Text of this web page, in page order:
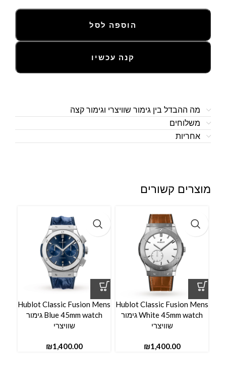
הוספה לסל
קנה עכשיו
מה ההבדל בין גימור שוויצרי וגימור קצה
משלוחים
אחריות
מוצרים קשורים
Hublot Classic Fusion Mens
White 45mm watch גימור
שוויצרי
₪
Hublot Classic Fusion Mens
Blue 45mm watch גימור
שוויצרי
₪